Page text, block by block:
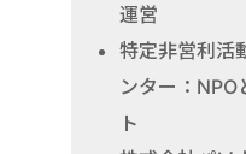
運営
特定非営利活
ンター：NPO
ト